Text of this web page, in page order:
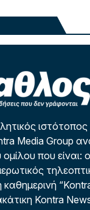
Media Group
που είναι: ο
Kontra